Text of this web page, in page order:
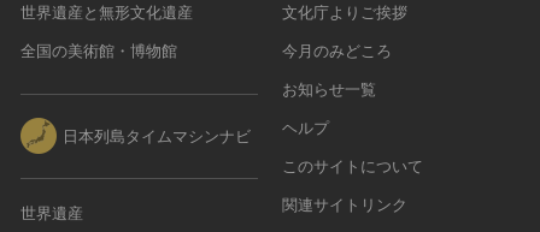
世界遺産と無形文化遺産
全国の美術館・博物館
日本列島タイムマシンナビ
世界遺産
文化庁よりご挨拶
今月のみどころ
お知らせ一覧
ヘルプ
このサイトについて
関連サイトリンク